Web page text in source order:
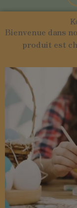
Bienvenue dans
produit est